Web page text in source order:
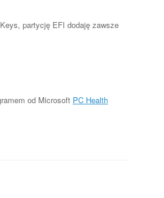
partycję EFI dodaję zawsze
od Microsoft PC Health